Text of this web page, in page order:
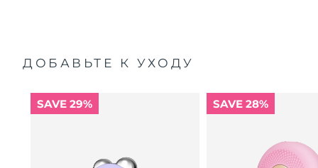
ДОБАВЬТЕ К УХОДУ
SAVE 29% SAVE 28%